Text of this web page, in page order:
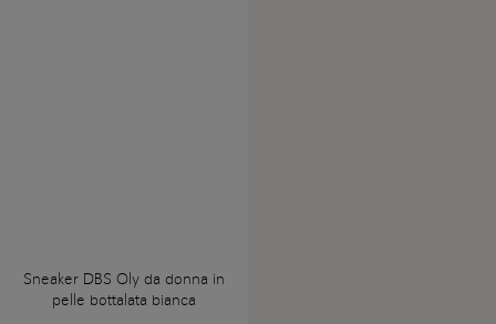
Sneaker DBS Oly da donna in
pelle bottalata bianca